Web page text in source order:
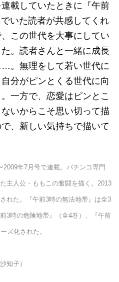
載していたときに『午前
いた読者が共感してくれ
この世代を大事にしてい
。読者さんと一緒に成長
。無理をして若い世代に
分がピンとくる世代に向
一方で、恋愛はピンとこ
いからこそ思い切って描
、新しい気持ちで描いて
年7月号で連載。パチンコ専門
主人公・ももこの奮闘を描く。2013
れた。『午前3時の無法地帯』は全3
3時の危険地帯』（全4巻）、『午前
ズ化された。
知子）